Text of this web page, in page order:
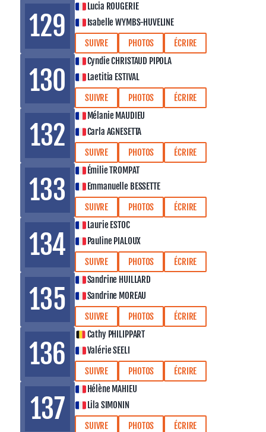
129
Lucia ROUGERIE
Isabelle WYMBS-HUVELINE
SUIVRE
PHOTOS ÉCRIRE
130
Cyndie CHRISTAUD PIPOLA
Laetitia ESTIVAL
SUIVRE
PHOTOS ÉCRIRE
132
Mélanie MAUDIEU
Carla AGNESETTA
SUIVRE
PHOTOS ÉCRIRE
133
Émilie TROMPAT
Emmanuelle BESSETTE
SUIVRE
PHOTOS ÉCRIRE
134
Laurie ESTOC
Pauline PIALOUX
SUIVRE
PHOTOS ÉCRIRE
135
Sandrine HUILLARD
Sandrine MOREAU
SUIVRE
PHOTOS ÉCRIRE
136
Cathy PHILIPPART
Valérie SEELI
SUIVRE
PHOTOS ÉCRIRE
137
Hélène MAHIEU
Lila SIMONIN
SUIVRE
PHOTOS ÉCRIRE